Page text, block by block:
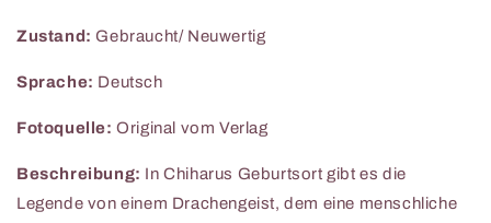
Zustand: Gebraucht/ Neuwertig
Sprache: Deutsch
Fotoquelle: Original vom Verlag
Beschreibung: In Chiharus Geburtsort gibt es die
Legende von einem Drachengeist, dem eine menschliche